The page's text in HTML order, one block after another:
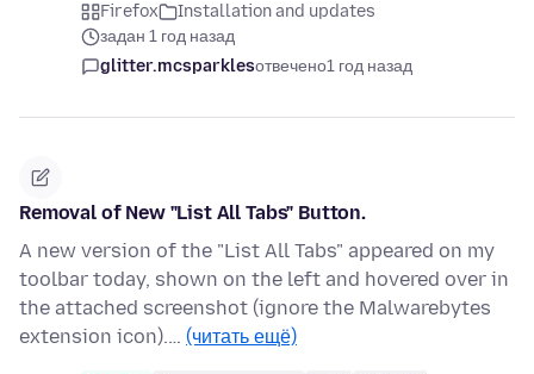
Firefox
Installation and updates
задан 1 год назад
glitter.mcsparklesотвечено1 год назад
Removal of New "List All Tabs" Button.
A new version of the "List All Tabs" appeared on my
toolbar today, shown on the left and hovered over in
the attached screenshot (ignore the Malwarebytes
extension icon).… (читать ещё)